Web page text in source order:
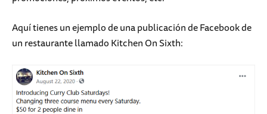
Aquí tienes un ejemplo de una publicación de Facebook de
un restaurante llamado Kitchen On Sixth: